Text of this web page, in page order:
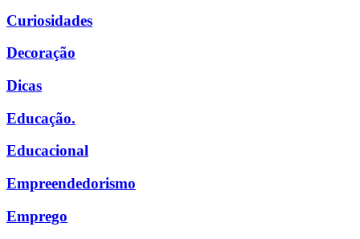
Curiosidades
Decoração
Dicas
Educação.
Educacional
Empreendedorismo
Emprego